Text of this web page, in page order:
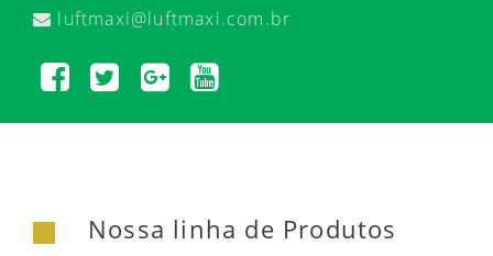
luftmaxi@luftmaxi.com.br
Nossa linha de Produtos